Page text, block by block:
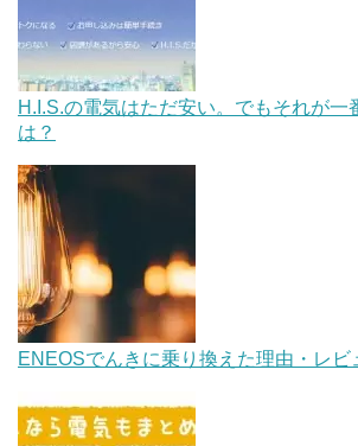
H.I.S.の電気はただ安い。でもそれが一
は？
ENEOSでんきに乗り換えた理由・レビ